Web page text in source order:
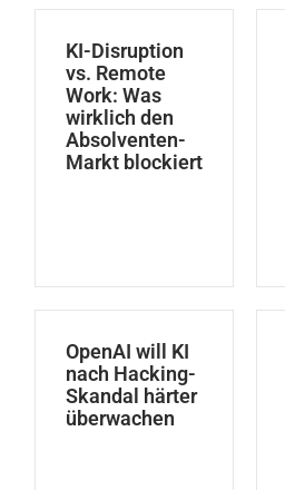
KI-Disruption
vs. Remote
Work: Was
wirklich den
Absolventen-
Markt blockiert
OpenAI will KI
nach Hacking-
Skandal härter
überwachen